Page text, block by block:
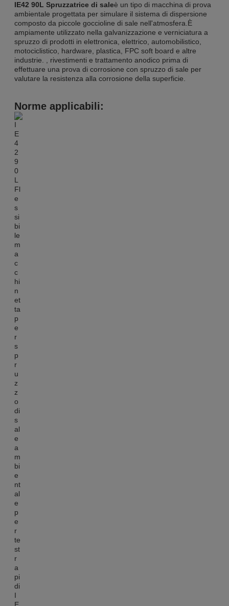
IE42 90L Spruzzatrice di saleè un tipo di macchina di prova
ambientale progettata per simulare il sistema di dispersione
composto da piccole goccioline di sale nell'atmosfera.È
ampiamente utilizzato nella galvanizzazione e verniciatura a
spruzzo di prodotti in elettronica, elettrico, automobilistico,
motociclistico, hardware, plastica, FPC soft board e altre
industrie. , rivestimenti e trattamento anodico prima di
effettuare una prova di corrosione con spruzzo di sale per
valutare la resistenza alla corrosione della superficie.
Norme applicabili: